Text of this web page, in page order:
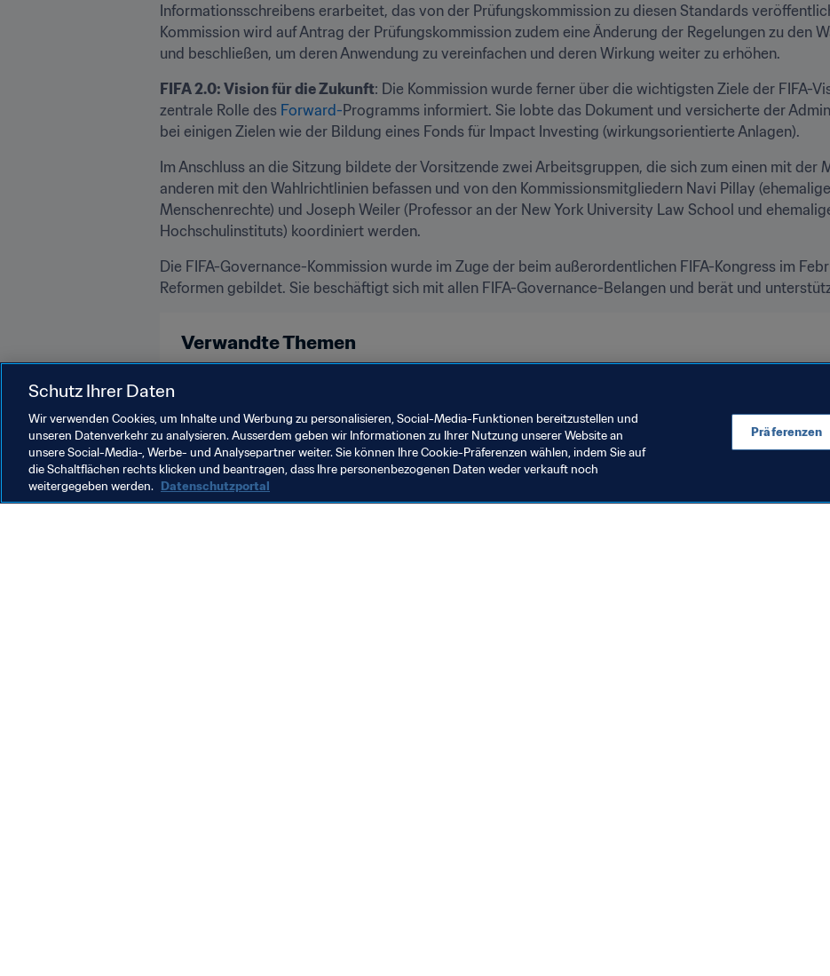
Informationsschreibens erarbeitet, das von der Prüfungskommission zu diesen Standards
Kommission wird auf Antrag der Prüfungskommission zudem eine Änderung der Regelungen zu den
und beschließen, um deren Anwendung zu vereinfachen und deren Wirkung weiter zu erhöhen.
FIFA 2.0: Vision für die Zukunft: Die Kommission wurde ferner über die wichtigsten Ziele der FIFA-
zentrale Rolle des Forward-Programms informiert. Sie lobte das Dokument und versicherte der
bei einigen Zielen wie der Bildung eines Fonds für Impact Investing (wirkungsorientierte Anlagen).
Im Anschluss an die Sitzung bildete der Vorsitzende zwei Arbeitsgruppen, die sich zum einen mit der
anderen mit den Wahlrichtlinien befassen und von den Kommissionsmitgliedern Navi Pillay
Menschenrechte) und Joseph Weiler (Professor an der New York University Law School und
Hochschulinstituts) koordiniert werden.
Die FIFA-Governance-Kommission wurde im Zuge der beim außerordentlichen FIFA-Kongress im
Reformen gebildet. Sie beschäftigt sich mit allen FIFA-Governance-Belangen und berät und
Verwandte Themen
Schutz Ihrer Daten
Wir verwenden Cookies, um Inhalte und Werbung zu personalisieren, Social-Media-Funktionen bereitzustellen und
unseren Datenverkehr zu analysieren. Ausserdem geben wir Informationen zu Ihrer Nutzung unserer Website an
unsere Social-Media-, Werbe- und Analysepartner weiter. Sie können Ihre Cookie-Präferenzen wählen, indem Sie auf
die Schaltflächen rechts klicken und beantragen, dass Ihre personenbezogenen Daten weder verkauft noch
weitergegeben werden. Datenschutzportal
Präferenzen